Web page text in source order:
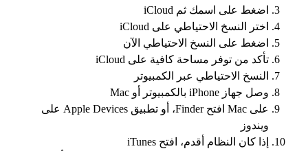
اضغط على اسمك ثم iCloud
اختر النسخ الاحتياطي على iCloud
اضغط على النسخ الاحتياطي الآن
تأكد من توفر مساحة كافية على iCloud
النسخ الاحتياطي عبر الكمبيوتر
وصل جهاز iPhone بالكمبيوتر أو Mac
على Mac افتح Finder، أو تطبيق Apple Devices على
ويندوز
إذا كان النظام أقدم، افتح iTunes